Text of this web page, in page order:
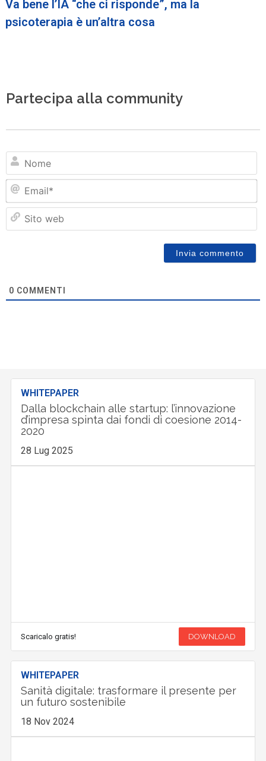
Va bene l’IA “che ci risponde”, ma la
psicoterapia è un’altra cosa
Partecipa alla community
0 COMMENTI
WHITEPAPER
Dalla blockchain alle startup: l’innovazione
d’impresa spinta dai fondi di coesione 2014-
2020
28 Lug 2025
Scaricalo gratis! DOWNLOAD
WHITEPAPER
Sanità digitale: trasformare il presente per
un futuro sostenibile
18 Nov 2024